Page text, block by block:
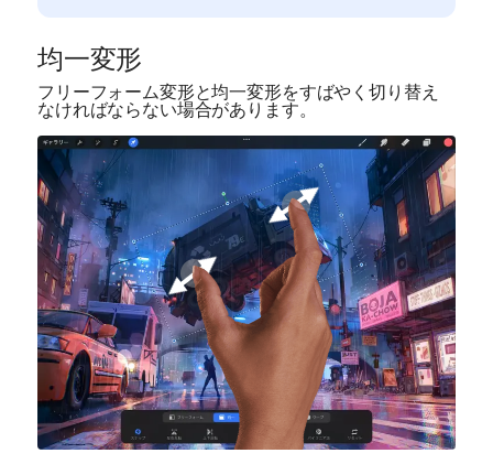
均一変形
フリーフォーム変形と均一変形をすばやく切り替え
なければならない場合があります。